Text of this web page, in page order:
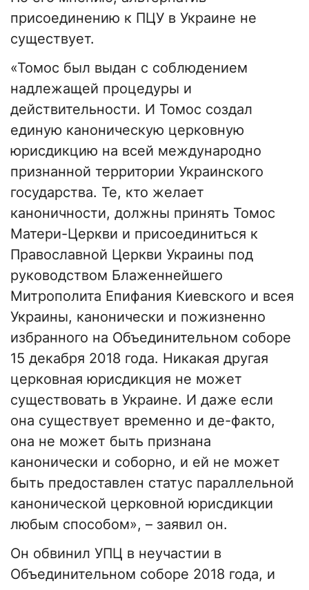
присоединению к ПЦУ в Украине не
существует.
«Томос был выдан с соблюдением
надлежащей процедуры и
действительности. И Томос создал
единую каноническую церковную
юрисдикцию на всей международно
признанной территории Украинского
государства. Те, кто желает
каноничности, должны принять Томос
Матери-Церкви и присоединиться к
Православной Церкви Украины под
руководством Блаженнейшего
Митрополита Епифания Киевского и всея
Украины, канонически и пожизненно
избранного на Объединительном соборе
15 декабря 2018 года. Никакая другая
церковная юрисдикция не может
существовать в Украине. И даже если
она существует временно и де-факто,
она не может быть признана
канонически и соборно, и ей не может
быть предоставлен статус параллельной
канонической церковной юрисдикции
любым способом», – заявил он.
Он обвинил УПЦ в неучастии в
Объединительном соборе 2018 года, и